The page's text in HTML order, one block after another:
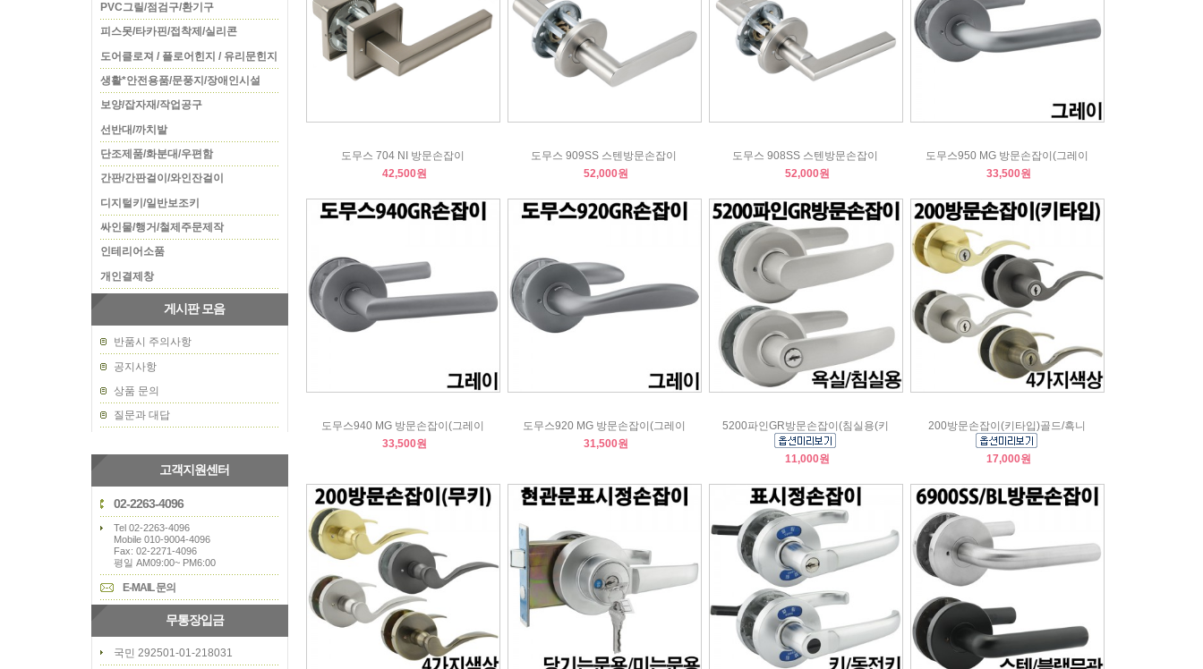
PVC그릴/점검구/환기구
피스못/타카핀/접착제/실리콘
도어클로져 / 플로어힌지 / 유리문힌지
생활*안전용품/문풍지/장애인시설
보양/잡자재/작업공구
선반대/까치발
단조제품/화분대/우편함
간판/간판걸이/와인잔걸이
디지털키/일반보조키
싸인물/행거/철제주문제작
인테리어소품
개인결제창
게시판 모음
반품시 주의사항
공지사항
상품 문의
질문과 대답
고객지원센터
02-2263-4096
Tel 02-2263-4096
Mobile 010-9004-4096
Fax: 02-2271-4096
평일 AM09:00~ PM6:00
E-MAIL 문의
무통장입금
국민 292501-01-218031
도무스 704 NI 방문손잡이
42,500원
도무스 909SS 스텐방문손잡이
52,000원
도무스 908SS 스텐방문손잡이
52,000원
도무스950 MG 방문손잡이(그레이
33,500원
도무스940 MG 방문손잡이(그레이
33,500원
도무스920 MG 방문손잡이(그레이
31,500원
5200파인GR방문손잡이(침실용(키
11,000원
200방문손잡이(키타입)골드/흑니
17,000원